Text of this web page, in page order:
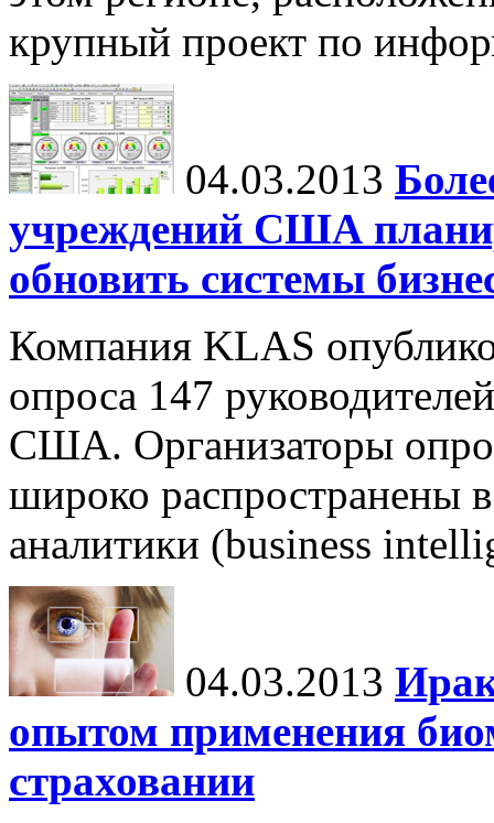
крупный проект по
04.03.2013
учреждений США
обновить системы
Компания KLAS
опроса 147
США. Организаторы
широко распространены
аналитики (business
04.03.2013
опытом применения
страховании